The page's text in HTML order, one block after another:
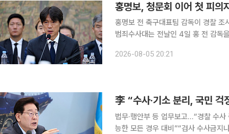
홍명보, 청문회 이어 첫 피
홍명보 전 축구대표팀 감독이 경찰 조사를 받았다. 5일 경찰에 따르면 서
범죄수사대는 전날인 4일 홍 전 감독을 피
2026-08-05 20:21
李 “수사·기소 분리, 국민
법무·행안부 등 업무보고…“경찰 수
능한 모든 경우 대비”“검사 수사금지냐, 법